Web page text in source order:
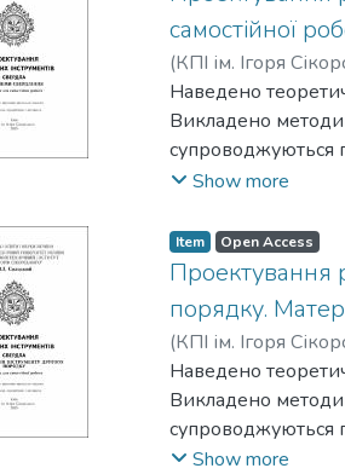
самостiйної
(КПІ ім. Ігоря
Наведено
Викладено
супроводжуються
свердел та
Show more
Item Open Access
Проектування
порядку.
(КПІ ім. Ігоря
Наведено
Викладено
супроводжуються
свердел та
Show more